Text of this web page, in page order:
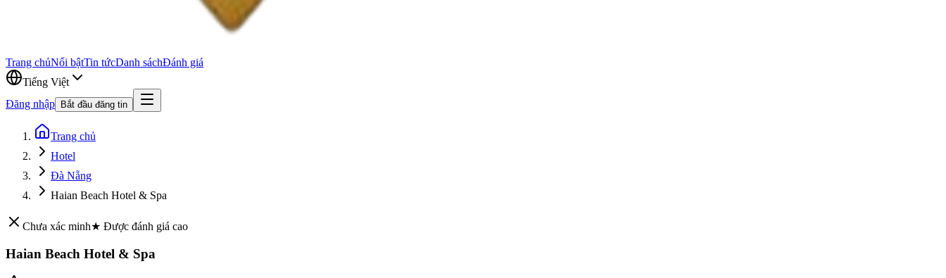
Trang chủNổi bậtTin tứcDanh sáchĐánh giá
Tiếng Việt
Đăng nhập
Bắt đầu đăng tin
Trang chủ
Hotel
Đà Nẵng
Haian Beach Hotel & Spa
Chưa xác minh★ Được đánh giá cao
Haian Beach Hotel & Spa